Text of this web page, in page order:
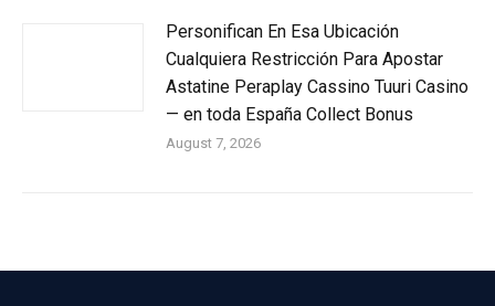
Personifican En Esa Ubicación
Cualquiera Restricción Para Apostar
Astatine Peraplay Cassino Tuuri Casino
— en toda España Collect Bonus
August 7, 2026